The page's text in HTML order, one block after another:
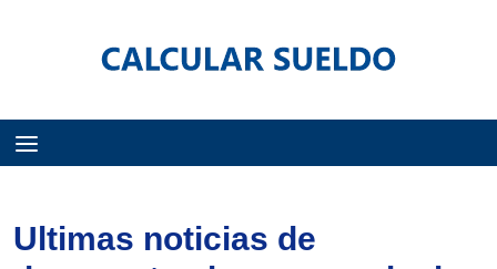
Ultimas noticias de